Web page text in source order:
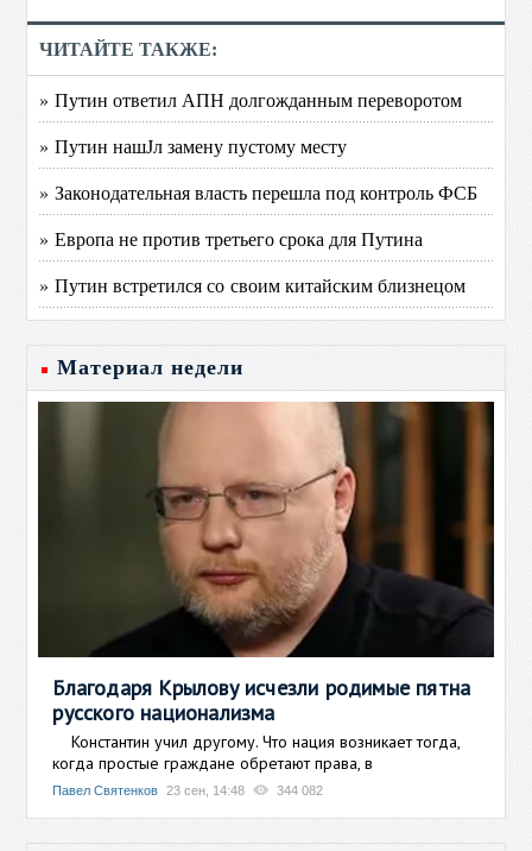
ЧИТАЙТЕ ТАКЖЕ:
» Путин ответил АПН долгожданным переворотом
» Путин нашЈл замену пустому месту
» Законодательная власть перешла под контроль ФСБ
» Европа не против третьего срока для Путина
» Путин встретился со своим китайским близнецом
Материал недели
Благодаря Крылову исчезли родимые пятна
русского национализма
Константин учил другому. Что нация возникает тогда,
когда простые граждане обретают права, в
Павел Святенков 23 сен, 14:48 344 082